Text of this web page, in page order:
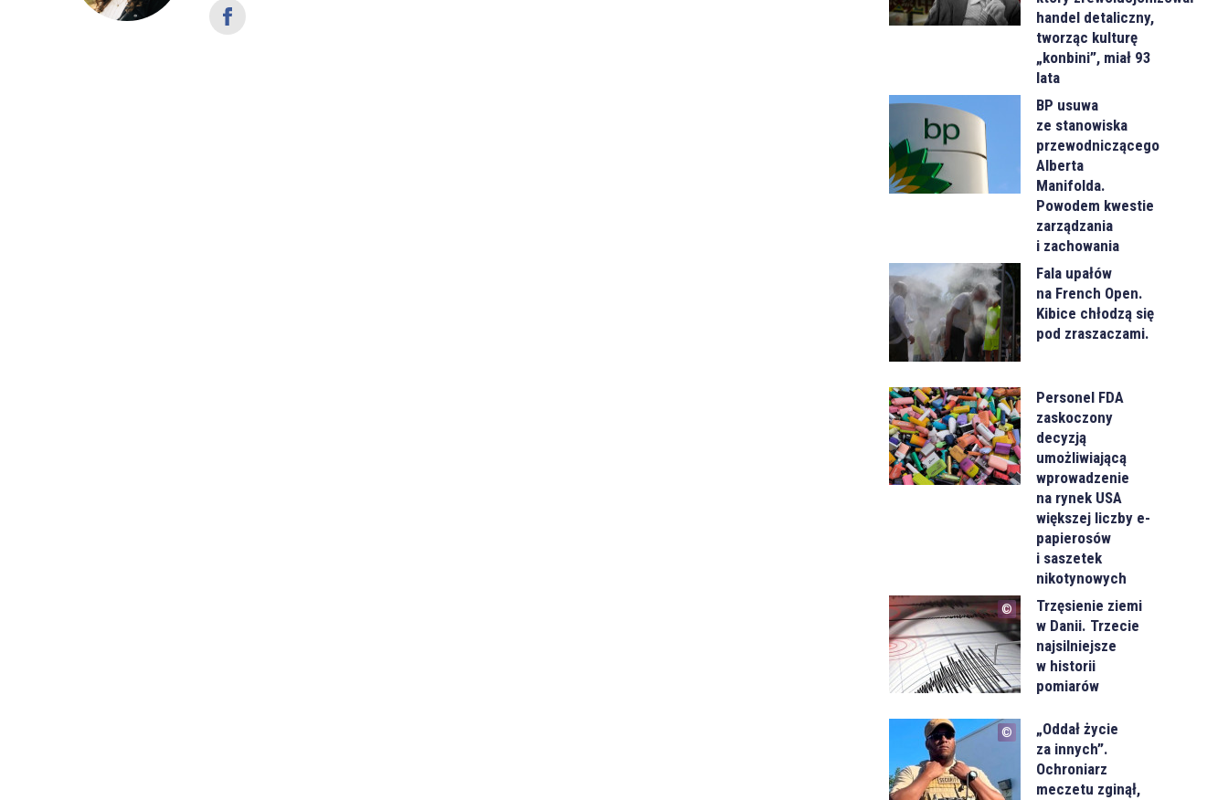
handel detaliczny,
tworząc kulturę
„konbini”, miał 93
lata
BP usuwa
ze stanowiska
przewodniczącego
Alberta
Manifolda.
Powodem kwestie
zarządzania
i zachowania
Fala upałów
na French Open.
Kibice chłodzą się
pod zraszaczami.
Personel FDA
zaskoczony
decyzją
umożliwiającą
wprowadzenie
na rynek USA
większej liczby e-
papierosów
i saszetek
nikotynowych
Trzęsienie ziemi
w Danii. Trzecie
najsilniejsze
w historii
pomiarów
„Oddał życie
za innych”.
Ochroniarz
meczetu zginął,